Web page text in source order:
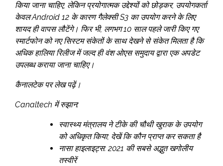
किया जाना चाहिए, लेकिन प्रयोगात्मक उद्देश्यों को छोड़कर, उपयोगकर्ता
केवल Android 12 के कारण गैलेक्सी S3 का उपयोग करने के लिए
शायद ही वापस लौटेंगे। फिर भी, लगभग 10 साल पहले जारी किए गए
स्मार्टफोन को नए सिस्टम संकेतों के साथ देखने से संकेत मिलता है कि
अधिक हालिया रिलीज में जल्द ही वंश ओएस समुदाय द्वारा एक अपडेट
उपलब्ध कराया जाना चाहिए।
कैनालटेक पर लेख पढ़ें।
Canaltech में रुझान:
स्वास्थ्य मंत्रालय ने टीके की चौथी खुराक के उपयोग
को अधिकृत किया; देखें कि कौन प्राप्त कर सकता है
नासा हाइलाइट्स: 2021 की सबसे अद्भुत खगोलीय
तस्वीरें